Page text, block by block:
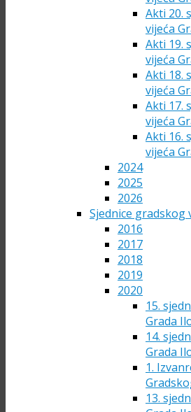
Akti 20.
vijeća
Akti 19.
vijeća
Akti 18.
vijeća
Akti 17.
vijeća
Akti 16.
vijeća
2024
2025
2026
Sjednice gradskog
2016
2017
2018
2019
2020
15.
Grada
14.
Grada
1.
13.